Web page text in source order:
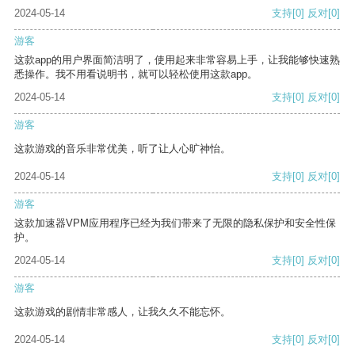
2024-05-14
支持[0] 反对[0]
游客
这款app的用户界面简洁明了，使用起来非常容易上手，让我能够快速熟
悉操作。我不用看说明书，就可以轻松使用这款app。
2024-05-14
支持[0] 反对[0]
游客
这款游戏的音乐非常优美，听了让人心旷神怡。
2024-05-14 支持[0] 反对[0]
游客
这款加速器VPM应用程序已经为我们带来了无限的隐私保护和安全性保
护。
2024-05-14
支持[0] 反对[0]
游客
这款游戏的剧情非常感人，让我久久不能忘怀。
2024-05-14 支持[0] 反对[0]